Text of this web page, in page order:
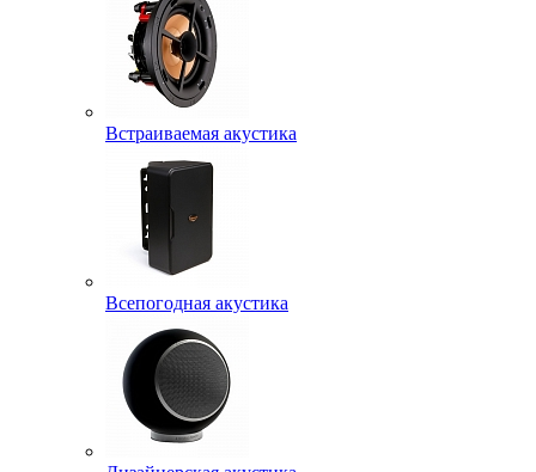
Встраиваемая акустика
Всепогодная акустика